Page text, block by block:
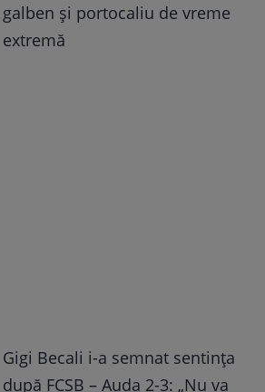
galben și portocaliu de vreme
extremă
Gigi Becali i-a semnat sentința
după FCSB – Auda 2-3: „Nu va